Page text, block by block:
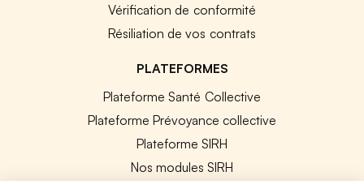
Vérification de conformité
Résiliation de vos contrats
PLATEFORMES
Plateforme Santé Collective
Plateforme Prévoyance collective
Plateforme SIRH
Nos modules SIRH